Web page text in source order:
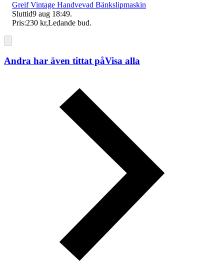
Greif Vintage Handvevad Bänkslipmaskin
Sluttid9 aug 18:49.
Pris:230 kr,Ledande bud.
Andra har även tittat påVisa alla